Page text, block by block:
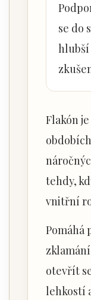
se do
Flakón
tehdy,
vnitřní
Pomáhá
otevřít
lehkostí